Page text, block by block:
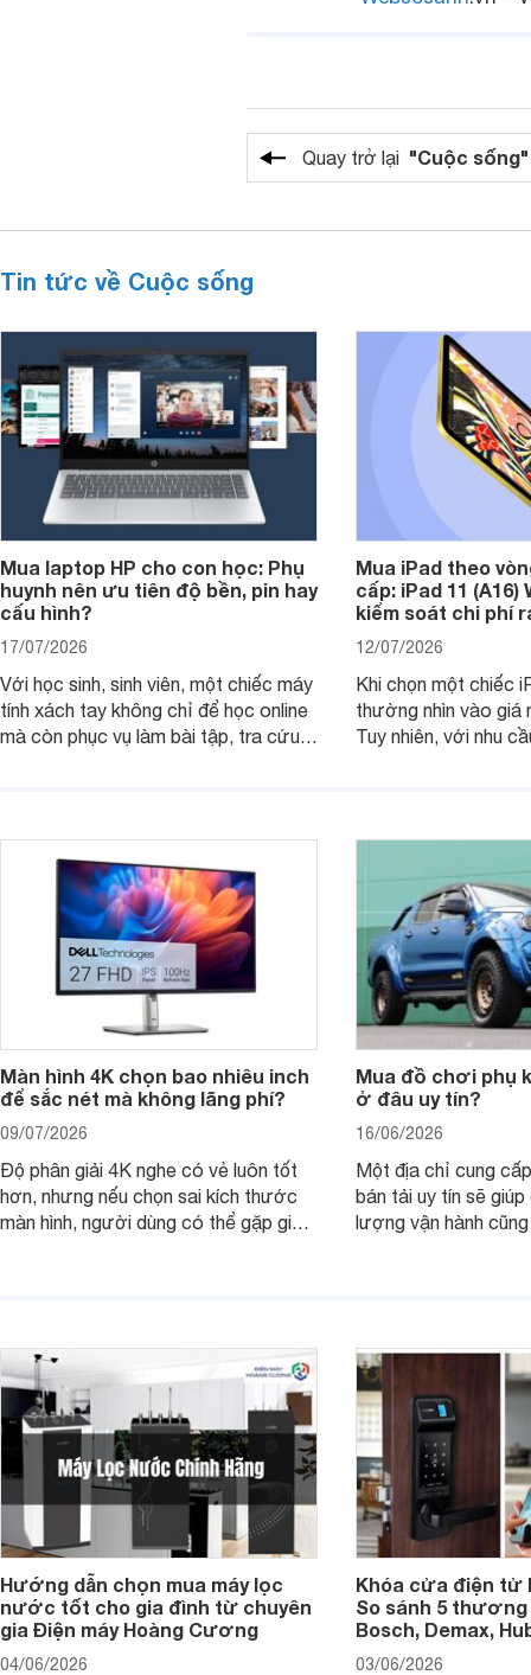
Quay trở lại "Cuộc sống"
Tin tức về Cuộc sống
Mua laptop HP cho con học: Phụ
huynh nên ưu tiên độ bền, pin hay
cấu hình?
17/07/2026
Với học sinh, sinh viên, một chiếc máy
tính xách tay không chỉ để học online
mà còn phục vụ làm bài tập, tra cứu,
thay vì chỉ so sánh cấu hình trên giấy.
Mua iPad theo
cấp: iPad 11 (A16)
kiểm soát chi phí
12/07/2026
Khi chọn một chiếc
thường nhìn vào
Tuy nhiên, với nhu
không, dùng được
Màn hình 4K chọn bao nhiêu inch
để sắc nét mà không lãng phí?
09/07/2026
Độ phân giải 4K nghe có vẻ luôn tốt
hơn, nhưng nếu chọn sai kích thước
màn hình, người dùng có thể gặp giao
Mua đồ chơi phụ
ở đâu uy tín?
16/06/2026
Một địa chỉ cung
bán tải uy tín sẽ
lượng vận hành
Hướng dẫn chọn mua máy lọc
nước tốt cho gia đình từ chuyên
gia Điện máy Hoàng Cương
04/06/2026
Khóa cửa điện tử
So sánh 5 thương
Bosch, Demax,
03/06/2026